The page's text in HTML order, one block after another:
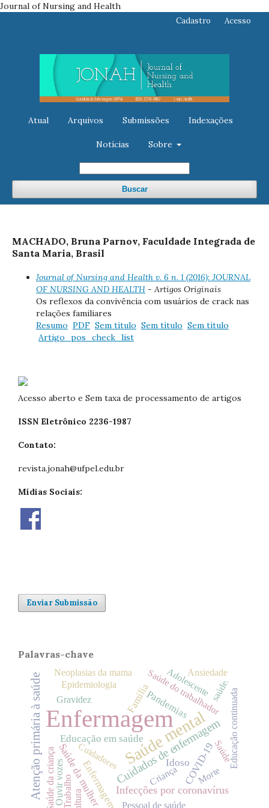
Journal of Nursing and Health
Atual Arquivos Submissões Indexações
Notícias Sobre
Buscar
Cadastro Acesso
MACHADO, Bruna Parnov, Faculdade Integrada de
Santa Maria, Brasil
Journal of Nursing and Health v. 6 n. 1 (2016): JOURNAL
OF NURSING AND HEALTH - Artigos Originais
Os reflexos da convivência com usuários de crack nas
relações familiares
Resumo PDF Sem título Sem título Sem título
Artigo_pos_check_list
Acesso aberto e Sem taxa de processamento de artigos
ISSN Eletrônico 2236-1987
Contato:
revista.jonah@ufpel.edu.br
Mídias Sociais:
Enviar Submissão
Palavras-chave
Enfermagem
Saúde mental
Atenção primária à saúde Cuidados de enfermagem
Infecções por coronavírus
Enfermagem. Idoso
Educação em saúde
Saúde da mulher
Família
COVID-19
Pandemias
Saúde
Epidemiologia
Pessoal de saúde
Gravidez Saúde do trabalhador
Cuidadores Educação continuada
Adolescente
Saúde da criança
Neoplasias da mama
Criança
Ouvir vozesTrabalho
Ansiedade
Morte
saúde.